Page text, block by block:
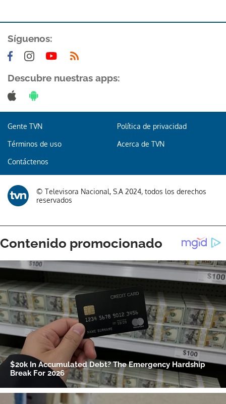
Gracias por suscribirte a nuestro boletín.
Síguenos:
Descubre nuestras apps:
Gente TVN Política de privacidad
Términos de uso Acerca de TVN
Contáctenos
© Televisora Nacional, S.A 2024, todos los derechos
reservados